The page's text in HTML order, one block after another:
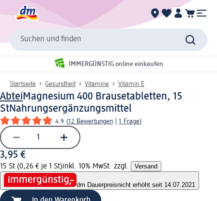
Suchen und finden
IMMERGÜNSTIG online einkaufen
Startseite Gesundheit Vitamine Vitamin E
AbteiMagnesium 400 Brausetabletten, 15
StNahrungsergänzungsmittel
4.9 (12 Bewertungen 1 Frage)
3,95 €
15 St (0,26 € je 1 St)inkl. 10% MwSt. zzgl. Versand
dm Dauerpreisnicht erhöht seit 14.07.2021